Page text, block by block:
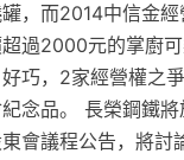
，而2014中信金
過2000元的掌廚可
巧，2家經營權之
念品。 長榮鋼鐵
會議程公告，將討